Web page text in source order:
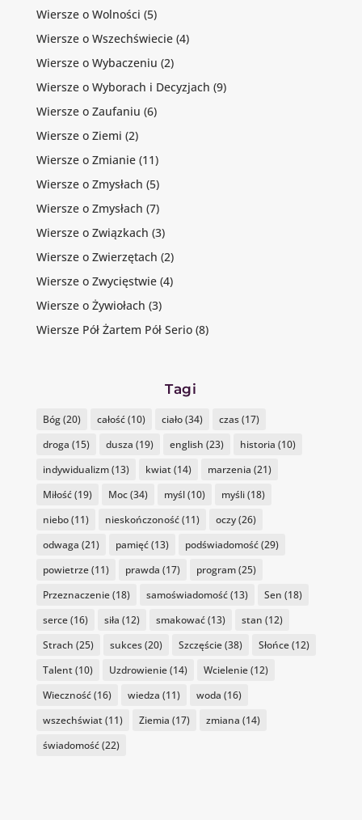
Wiersze o Wolności (5)
Wiersze o Wszechświecie(4)
Wiersze o Wybaczeniu (2)
Wiersze o Wyborach i Decyzjach (9)
Wiersze o Zaufaniu (6)
Wiersze o Ziemi (2)
Wiersze o Zmianie(11)
Wiersze o Zmysłach (5)
Wiersze o Zmysłach (7)
Wiersze o Związkach (3)
Wiersze o Zwierzętach (2)
Wiersze o Zwycięstwie(4)
Wiersze o Żywiołach (3)
Wiersze Pół Żartem Pół Serio(8)
Tagi
Bóg(20) całość(10) ciało(34) czas(17)
droga (15) dusza (19) english (23) historia (10)
indywidualizm(13) kwiat(14) marzenia (21)
Miłość(19) Moc(34) myśl(10) myśli(18)
niebo(11) nieskończoność(11) oczy(26)
odwaga (21) pamięć(13) podświadomość(29)
powietrze(11) prawda (17) program(25)
Przeznaczenie(18) samoświadomość(13) Sen (18)
serce(16) siła (12) smakować(13) stan (12)
Strach (25) sukces(20) Szczęście(38) Słońce(12)
Talent(10) Uzdrowienie(14) Wcielenie(12)
Wieczność(16) wiedza (11) woda (16)
wszechświat(11) Ziemia (17) zmiana (14)
świadomość(22)